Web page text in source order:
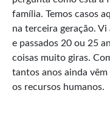
família. Temos casos
na terceira geração. Vi
e passados 20 ou 25
coisas muito giras.
tantos anos ainda
os recursos humanos.